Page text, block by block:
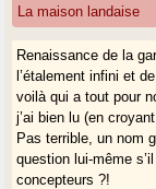
Centre-
nature à
naturel
Nationale
La maison landaise
Renaissance de la
l’étalement infini et
voilà qui a tout pour
j’ai bien lu (en
Pas terrible, un nom
question lui-même
concepteurs ?!